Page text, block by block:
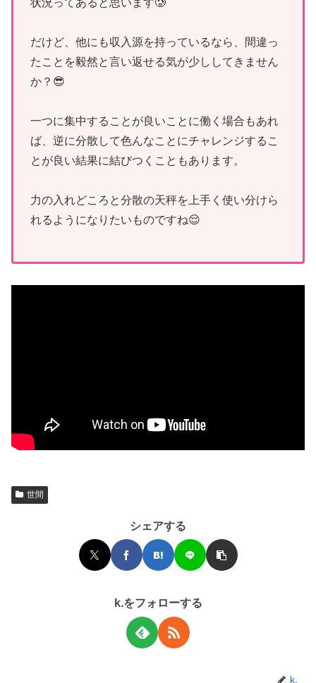
だけど、他にも収入源を持っているなら、間違っ
たことを毅然と言い返せる気が少ししてきません
か？😎
一つに集中することが良いことに働く場合もあれ
ば、逆に分散して色んなことにチャレンジするこ
とが良い結果に結びつくこともあります。
力の入れどころと分散の天秤を上手く使い分けら
れるようになりたいものですね😌
世間
シェアする
k.をフォローする
k.